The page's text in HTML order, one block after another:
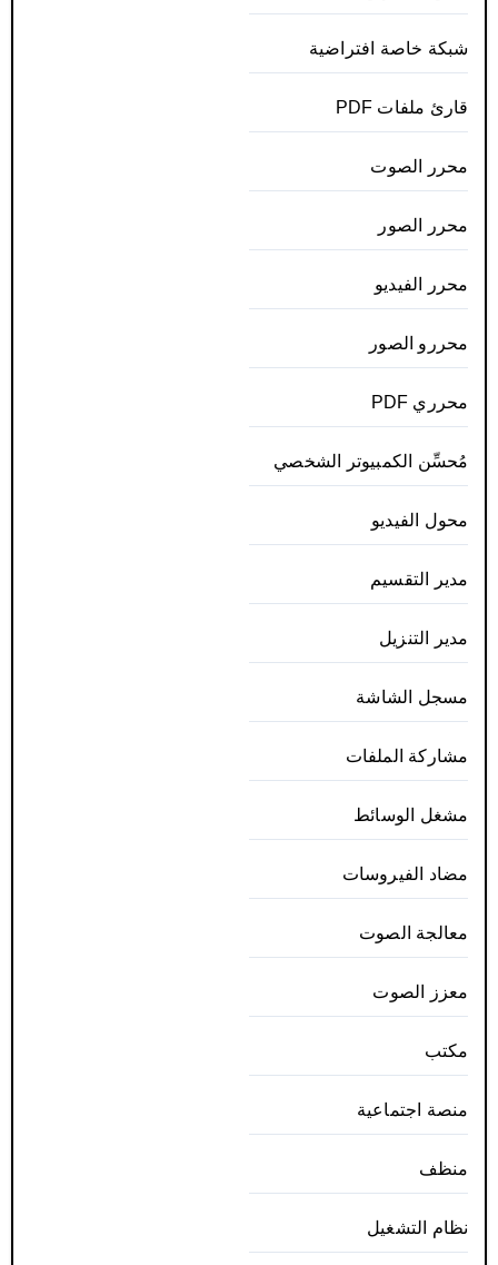
شبكة خاصة افتراضية
قارئ ملفات PDF
محرر الصوت
محرر الصور
محرر الفيديو
محررو الصور
محرري PDF
مُحسِّن الكمبيوتر الشخصي
محول الفيديو
مدير التقسيم
مدير التنزيل
مسجل الشاشة
مشاركة الملفات
مشغل الوسائط
مضاد الفيروسات
معالجة الصوت
معزز الصوت
مكتب
منصة اجتماعية
منظف
نظام التشغيل